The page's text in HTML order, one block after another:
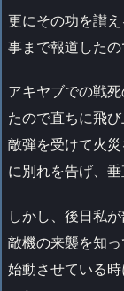
更にその功を讃
事まで報道したの
アキヤブでの戦
たので直ちに飛
敵弾を受けて火
に別れを告げ、
しかし、後日私
敵機の来襲を知
始動させている